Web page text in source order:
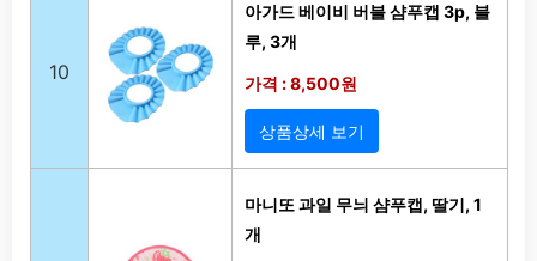
10
아가드 베이비 버블 샴푸캡 3p, 블
루, 3개
가격 : 8,500원
상품상세 보기
마니또 과일 무늬 샴푸캡, 딸기, 1
개